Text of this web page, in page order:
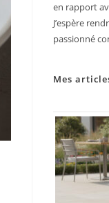
en rapport
J’espère
passionné
Mes